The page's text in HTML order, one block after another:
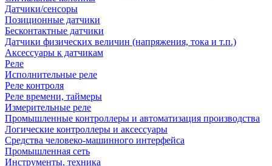
Датчики/сенсоры
Позиционные датчики
Бесконтактные датчики
Датчики физических величин (напряжения, тока и т.п.)
Аксессуары к датчикам
Реле
Исполнительные реле
Реле контроля
Реле времени, таймеры
Измерительные реле
Промышленные контроллеры и автоматизация производства
Логические контроллеры и аксессуары
Средства человеко-машинного интерфейса
Промышленная сеть
Инструменты, техника